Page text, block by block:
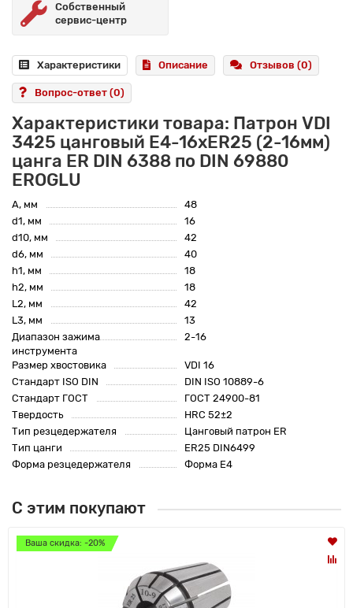
Собственный
сервис-центр
Характеристики Описание Отзывов (0)
Вопрос-ответ (0)
Характеристики товара: Патрон VDI
3425 цанговый E4-16xER25 (2-16мм)
цанга ER DIN 6388 по DIN 69880
EROGLU
A, мм
48
d1, мм
16
d10, мм
42
d6, мм
40
h1, мм
18
h2, мм
18
L2, мм
42
L3, мм
13
Диапазон зажима
инструмента
2-16
Размер хвостовика
VDI 16
Стандарт ISO DIN
DIN ISO 10889-6
Стандарт ГОСТ
ГОСТ 24900-81
Твердость
HRC 52±2
Тип резцедержателя
Цанговый патрон ER
Тип цанги
ER25 DIN6499
Форма резцедержателя
Форма E4
С этим покупают
Ваша скидка: -20%